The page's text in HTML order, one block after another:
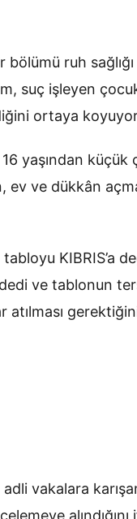
ruh
suç işleyen
ortaya
yaşından küçük
ev ve dükkân
KIBRIS’a
ve tablonun
atılması
vakalara